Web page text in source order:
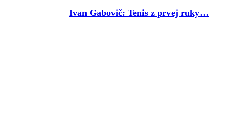
Ivan Gabovič: Tenis z prvej ruky…